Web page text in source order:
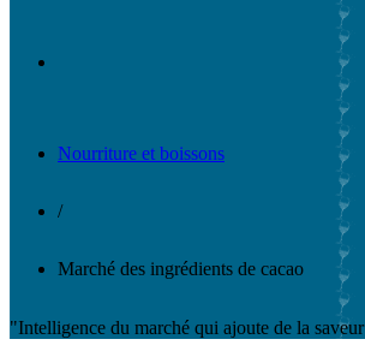
Nourriture et boissons
/
Marché des ingrédients de cacao
"Intelligence du marché qui ajoute de la